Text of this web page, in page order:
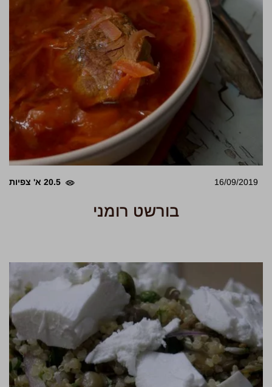
16/09/2019 20.5 א' צפיות
בורשט רומני